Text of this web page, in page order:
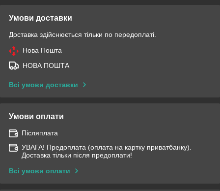
Умови доставки
Доставка здійснюється тільки по передоплаті.
Нова Пошта
НОВА ПОШТА
Всі умови доставки
Умови оплати
Післяплата
УВАГА! Предоплата (оплата на картку приватбанку).
Доставка тільки після предоплати!
Всі умови оплати